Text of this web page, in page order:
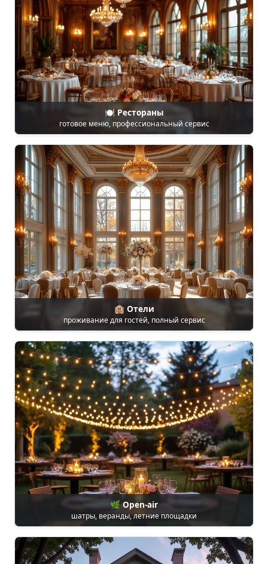
🍽️ Рестораны
готовое меню, профессиональный сервис
🏨 Отели
проживание для гостей, полный сервис
🌿 Open-air
шатры, веранды, летние площадки